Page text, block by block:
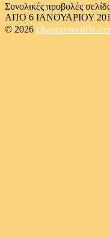
Συνολικές προβολές
ΑΠΟ 6 ΙΑΝΟΥΑΡΙΟΥ
© 2026